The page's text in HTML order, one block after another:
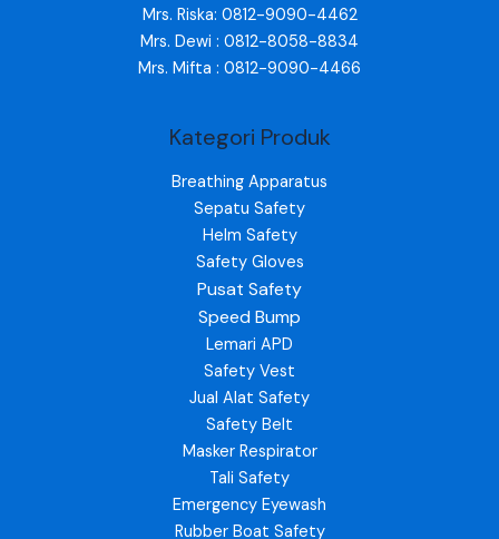
Mrs. Riska: 0812-9090-4462
Mrs. Dewi : 0812-8058-8834
Mrs. Mifta : 0812-9090-4466
Kategori Produk
Breathing Apparatus
Sepatu Safety
Helm Safety
Safety Gloves
Pusat Safety
Speed Bump
Lemari APD
Safety Vest
Jual Alat Safety
Safety Belt
Masker Respirator
Tali Safety
Emergency Eyewash
Rubber Boat Safety